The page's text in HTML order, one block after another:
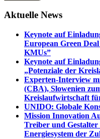
Aktuelle News
Keynote auf
European Green
KMUs”
Keynote auf
„Potenziale der
Experten-Interview
(CBA), Slowenien
Kreislaufwirtschaft
UNIDO: Globale
Mission Innovation
Treiber und
Energiesystem der